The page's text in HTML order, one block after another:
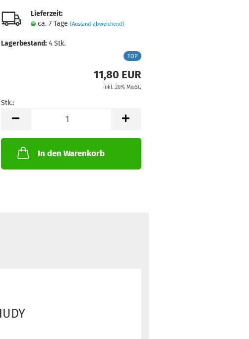
Lieferzeit:
ca. 7 Tage (Ausland abweichend)
Lagerbestand: 4 Stk.
TOP
11,80 EUR
inkl. 20% MwSt.
Stk.:
In den Warenkorb